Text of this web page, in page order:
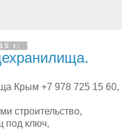
г.
Крым +7 978 725 15 60,
строительство,
под ключ,